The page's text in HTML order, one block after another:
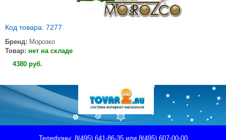
Код товара: 7277
Бренд: Морозко
Товар: нет на складе
4380 руб.
Телефоны: 8(495) 641-86-35 или 8(495) 607-00-00